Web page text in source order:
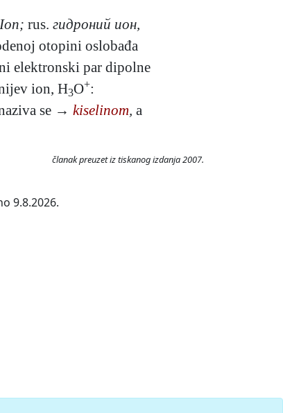
rus. гидроний ион,
otopini oslobađa
elektronski par dipolne
ion, H3O+:
se → kiselinom, a
članak preuzet iz tiskanog izdanja 2007.
9.8.2026.